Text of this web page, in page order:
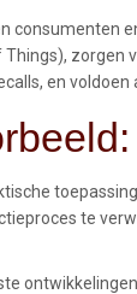
consumenten
zorgen
en
te